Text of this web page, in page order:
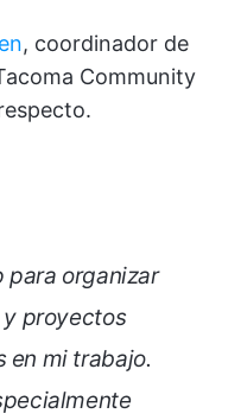
, coordinador de
Community
para organizar
proyectos
en mi trabajo.